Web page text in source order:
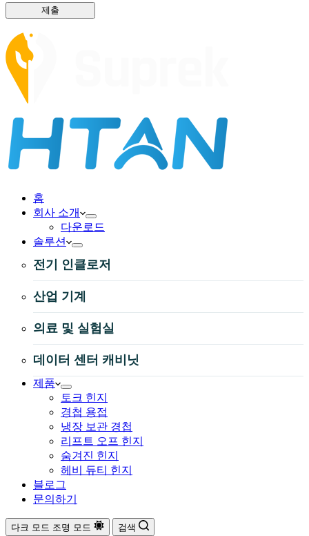
제출
홈
회사 소개
다운로드
솔루션
전기 인클로저
산업 기계
의료 및 실험실
데이터 센터 캐비닛
제품
토크 힌지
경첩 용접
냉장 보관 경첩
리프트 오프 힌지
숨겨진 힌지
헤비 듀티 힌지
블로그
문의하기
다크 모드 조명 모드 검색